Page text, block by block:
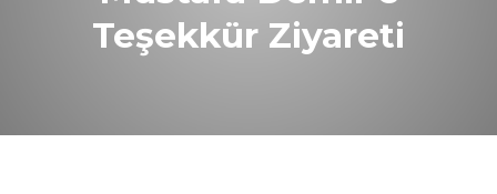
Teşekkür Ziyareti